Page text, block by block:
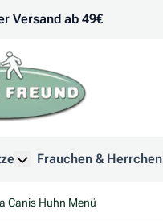
Versand ab 49€
Frauchen & Herrchen
Canis Huhn Menü